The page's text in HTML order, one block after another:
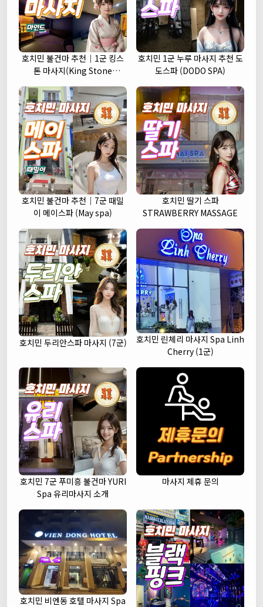
호치민 불건마 추천｜1군 킹스
톤 마사지(King Stone
호치민 1군 누루 마사지 추천 도
도스파 (DODO SPA)
호치민 불건마 추천｜7군 때밀
이 메이스파 (May spa)
호치민 딸기 스파
STRAWBERRY MASSAGE
호치민 두리안스파 마사지 (7군)
호치민 린체리 마사지 Spa Linh
Cherry (1군)
호치민 7군 푸미흥 불건마 YURI
Spa 유리마사지 소개
마사지 제휴 문의
호치민 비엔동 호텔 마사지 Spa